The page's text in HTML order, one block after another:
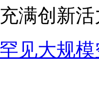
满创新
见大规